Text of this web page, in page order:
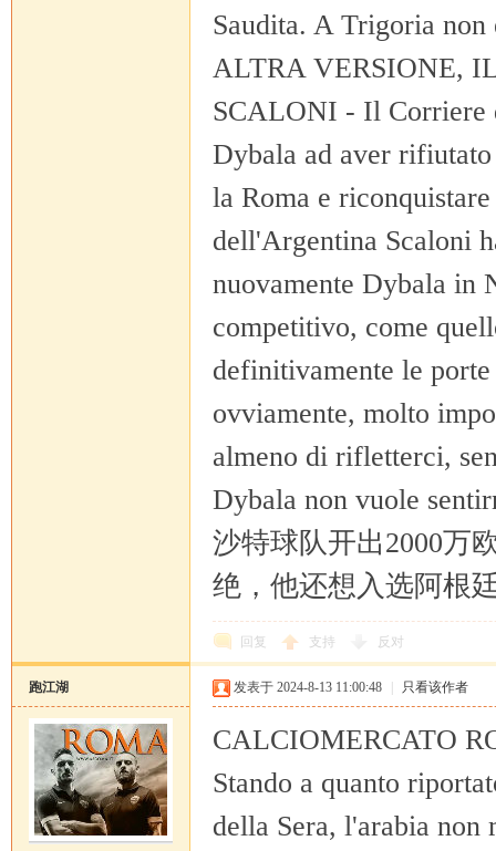
Saudita. A Trigoria
ALTRA VERSIONE,
SCALONI - Il Corriere
Dybala ad aver
la Roma e
dell'Argentina Scaloni
nuovamente Dybala in
competitivo, come
definitivamente le
ovviamente, molto
almeno di rifletterci,
Dybala non vuole
沙特球队开出2000万
绝，他还想入选阿根
回复 支持 反对
跑江湖 发表于 2024-8-13 11:00:48 只看该作者
CALCIOMERCATO
Stando a quanto
della Sera, l'arabia